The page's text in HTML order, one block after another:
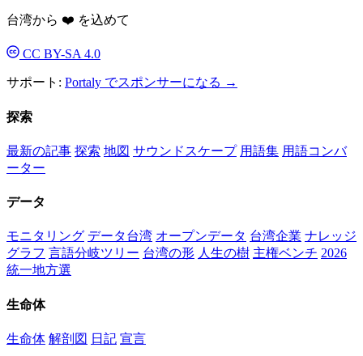
台湾から ❤️ を込めて
CC BY-SA 4.0
サポート: Portaly でスポンサーになる →
探索
最新の記事 探索 地図 サウンドスケープ 用語集 用語コンバ
ーター
データ
モニタリング データ台湾 オープンデータ 台湾企業 ナレッジ
グラフ 言語分岐ツリー 台湾の形 人生の樹 主権ベンチ 2026
統一地方選
生命体
生命体 解剖図 日記 宣言